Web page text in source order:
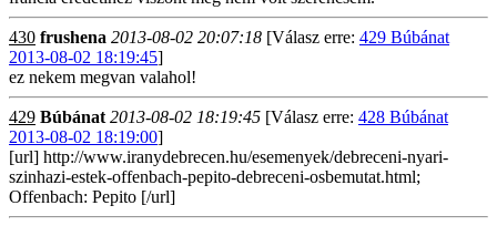
430 frushena 2013-08-02 20:07:18 [Válasz erre: 429 Búbánat
2013-08-02 18:19:45]
ez nekem megvan valahol!
429 Búbánat 2013-08-02 18:19:45 [Válasz erre: 428 Búbánat
2013-08-02 18:19:00]
[url] http://www.iranydebrecen.hu/esemenyek/debreceni-nyari-
szinhazi-estek-offenbach-pepito-debreceni-osbemutat.html;
Offenbach: Pepito [/url]